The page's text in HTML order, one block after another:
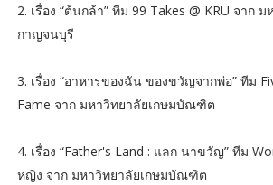
2. เรื่อง “ต้นกล้า” ทีม 99 Takes @ KRU จาก
กาญจนบุรี
3. เรื่อง “อาหารของฉัน ของขวัญจากพ่อ” ทีม
Fame จาก มหาวิทยาลัยเกษมบัณฑิต
4. เรื่อง “Father's Land : แลก นาขวัญ” ทีม
หญิง จาก มหาวิทยาลัยเกษมบัณฑิต